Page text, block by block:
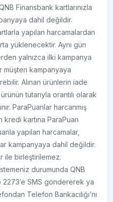
Finansbank kartlarınızla
dahil değildir.
yapılan harcamalardan
yüklenecektir. Aynı gün
yalnızca ilki kampanya
müşteri kampanyaya
Alınan ürünlerin iade
tutarıyla orantılı olarak
ParaPuanlar harcanmış
kredi kartına ParaPuan
yapılan harcamalar,
kampanyaya dahil değildir.
ile birleştirilemez.
durumunda QNB
2273’e SMS göndererek ya
Telefon Bankacılığı’nı